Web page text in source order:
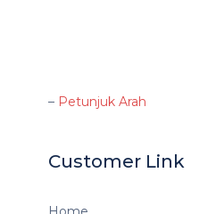
– Petunjuk Arah
Customer Link